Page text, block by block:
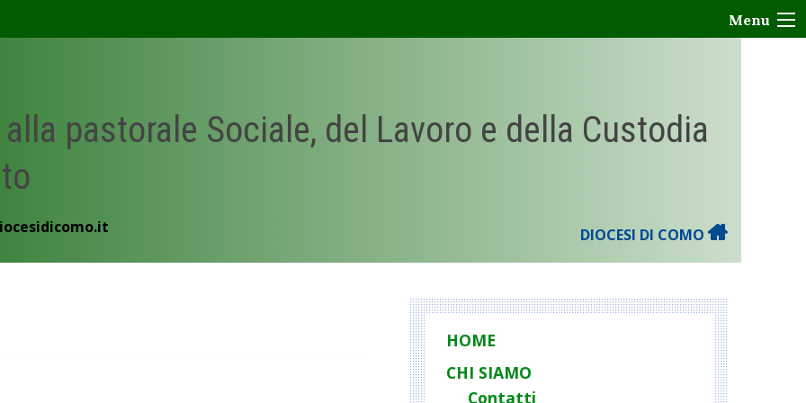
Menu
pastorale Sociale, del Lavoro e della Custodia
DIOCESI DI COMO
HOME
CHI SIAMO
Contatti